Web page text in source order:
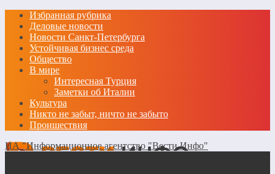
Избранная рубрика
Деловые новости
Новости Санкт-Петербурга
Устойчивая бизнес среда
Общество
В мире
Интересная Турция
Заметки об Италии
Культура
Никто не забыт, ничто не забыто
Проишествия
ИА "Информационное агентство "Вести Инфо"